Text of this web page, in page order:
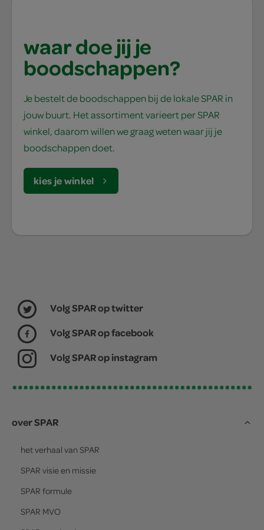
waar doe jij je
boodschappen?
Je bestelt de boodschappen bij de lokale SPAR in
jouw buurt. Het assortiment varieert per SPAR
winkel, daarom willen we graag weten waar jij je
boodschappen doet.
kies je winkel
Volg SPAR op twitter
Volg SPAR op facebook
Volg SPAR op instagram
over SPAR
het verhaal van SPAR
SPAR visie en missie
SPAR formule
SPAR MVO